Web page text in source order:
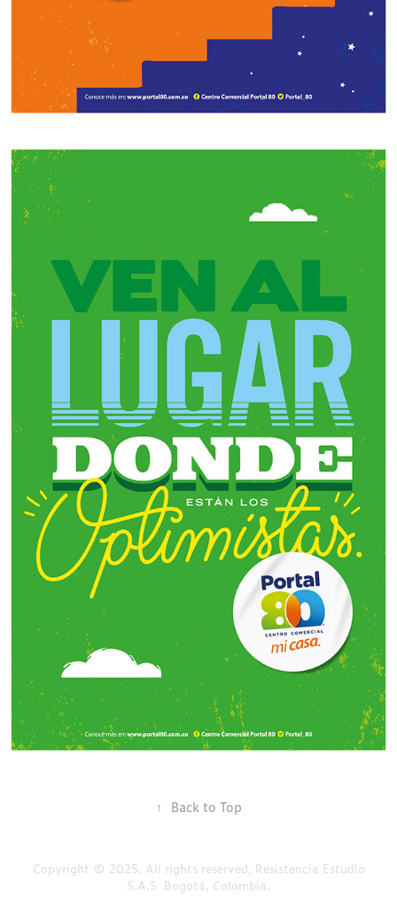
↑ Back to Top
Copyright © 2025. All rights reserved, Resistencia Estudio
S.A.S Bogotá, Colombia.